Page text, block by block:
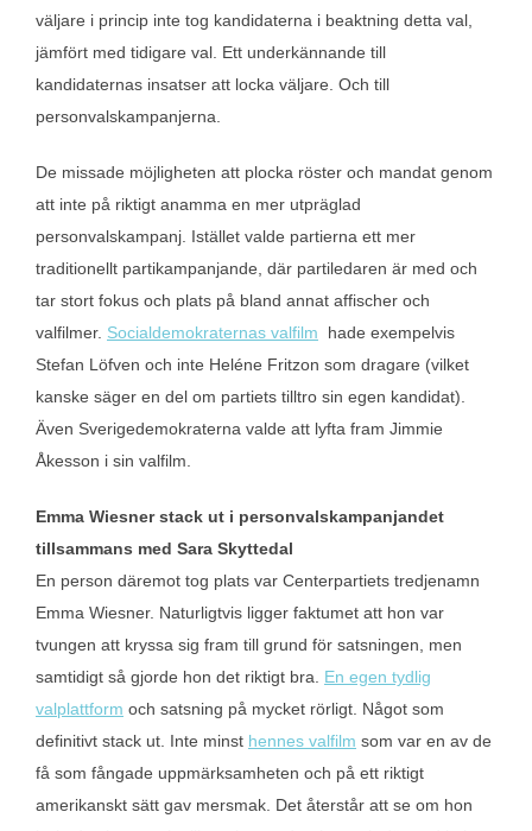
väljare i princip inte tog kandidaterna i beaktning detta val,
jämfört med tidigare val. Ett underkännande till
kandidaternas insatser att locka väljare. Och till
personvalskampanjerna.
De missade möjligheten att plocka röster och mandat genom
att inte på riktigt anamma en mer utpräglad
personvalskampanj. Istället valde partierna ett mer
traditionellt partikampanjande, där partiledaren är med och
tar stort fokus och plats på bland annat affischer och
valfilmer. Socialdemokraternas valfilm hade exempelvis
Stefan Löfven och inte Heléne Fritzon som dragare (vilket
kanske säger en del om partiets tilltro sin egen kandidat).
Även Sverigedemokraterna valde att lyfta fram Jimmie
Åkesson i sin valfilm.
Emma Wiesner stack ut i personvalskampanjandet
tillsammans med Sara Skyttedal
En person däremot tog plats var Centerpartiets tredjenamn
Emma Wiesner. Naturligtvis ligger faktumet att hon var
tvungen att kryssa sig fram till grund för satsningen, men
samtidigt så gjorde hon det riktigt bra. En egen tydlig
valplattform och satsning på mycket rörligt. Något som
definitivt stack ut. Inte minst hennes valfilm som var en av de
få som fångade uppmärksamheten och på ett riktigt
amerikanskt sätt gav mersmak. Det återstår att se om hon